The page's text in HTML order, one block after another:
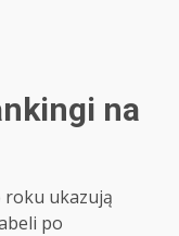
na
roku ukazują
po